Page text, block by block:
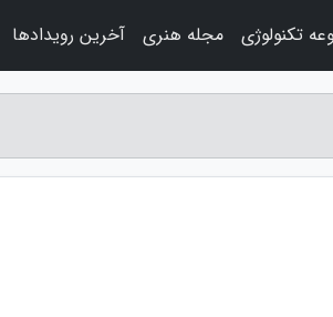
تکنولوژی مجله هنری آخرین رویدادها